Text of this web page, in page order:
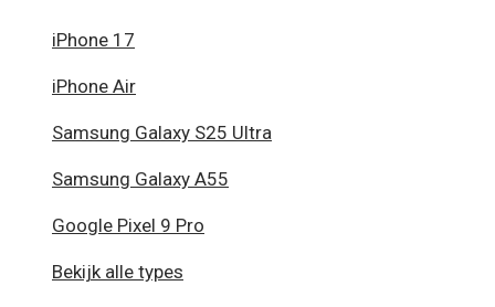
iPhone 17
iPhone Air
Samsung Galaxy S25 Ultra
Samsung Galaxy A55
Google Pixel 9 Pro
Bekijk alle types